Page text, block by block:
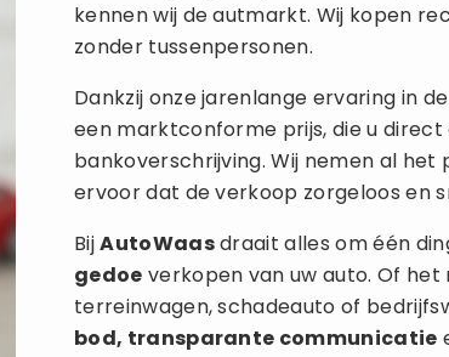
kennen wij de autmarkt. Wij kopen
zonder tussenpersonen.
Dankzij onze jarenlange ervaring in
een marktconforme prijs, die u
bankoverschrijving. Wij nemen al
ervoor dat de verkoop zorgeloos en
BijAutoWaasdraait alles om één
gedoe verkopen van uw auto. Of
terreinwagen, schadeauto of
bod, transparante communicatie